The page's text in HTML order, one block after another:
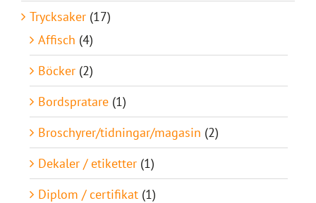
Trycksaker (17)
Affisch (4)
Böcker (2)
Bordspratare (1)
Broschyrer/tidningar/magasin (2)
Dekaler / etiketter (1)
Diplom / certifikat (1)